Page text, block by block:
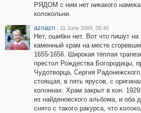
РЯДОМ с ним нет никакого намека
колокольни.
aznazn · 11 June 2009, 05:45
Нет, ошибки нет. Вот что пишут на
каменный храм на месте
1655-1656. Широкая тёплая
престол Рождества Богородицы,
Чудотворца, Сергия
стоящая, в пять ярусов, с
колоннах. Храм закрыт в кон.
из найденовского альбома, и оба
снято с такого ракурса, что